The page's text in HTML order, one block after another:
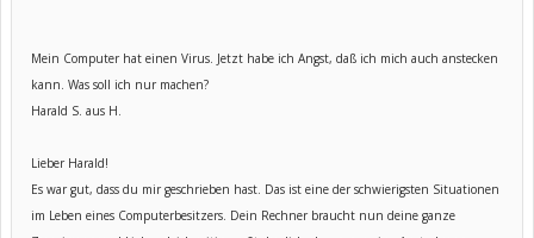
Mein Computer hat einen Virus. Jetzt habe ich Angst, daß ich mich auch anstecken
kann. Was soll ich nur machen?
Harald S. aus H.
Lieber Harald!
Es war gut, dass du mir geschrieben hast. Das ist eine der schwierigsten Situationen
im Leben eines Computerbesitzers. Dein Rechner braucht nun deine ganze